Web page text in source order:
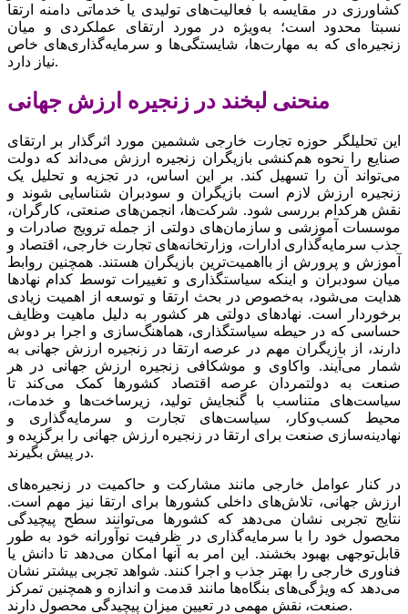
کشاورزی در مقایسه با فعالیت‌های تولیدی یا خدماتی دامنه ارتقا
نسبتا محدود است؛ به‌ویژه در مورد ارتقای عملکردی و میان
زنجیره‌‌‌ای که به مهارت‌‌‌ها، شایستگی‌‌‌ها و سرمایه‌گذاری‌‌‌های خاص
نیاز دارد.
منحنی لبخند در زنجیره ارزش جهانی
این تحلیلگر حوزه تجارت خارجی ششمین مورد اثرگذار بر ارتقای
صنایع را نحوه هم‌‌‌کنشی بازیگران زنجیره ارزش می‌‌‌داند که دولت
می‌‌‌تواند آن را تسهیل کند. بر این اساس، در تجزیه و تحلیل یک
زنجیره ارزش لازم است بازیگران و سودبران شناسایی شوند و
نقش هرکدام بررسی شود. شرکت‌ها، انجمن‌‌‌های صنعتی، کارگران،
موسسات آموزشی و سازمان‌های دولتی از جمله ترویج صادرات و
جذب سرمایه‌گذاری ادارات، وزارتخانه‌‌‌های تجارت خارجی، اقتصاد و
آموزش و پرورش از بااهمیت‌‌‌ترین بازیگران هستند. همچنین روابط
میان سودبران و اینکه سیاستگذاری و تغییرات توسط کدام نهادها
هدایت می‌شود، به‌خصوص در بحث ارتقا و توسعه از اهمیت زیادی
برخوردار است. نهادهای دولتی هر کشور به دلیل ماهیت وظایف
حساسی که در حیطه سیاستگذاری، هماهنگ‌‌‌سازی و اجرا بر دوش
دارند، از بازیگران مهم در عرصه ارتقا در زنجیره ارزش جهانی به
شمار می‌‌‌آیند. واکاوی و موشکافی زنجیره ارزش جهانی در هر
صنعت به دولتمردان عرصه اقتصاد کشورها کمک می‌کند تا
سیاست‌‌‌های متناسب با گنجایش تولید، زیرساخت‌‌‌ها و خدمات،
محیط کسب‌وکار، سیاست‌‌‌های تجارت و سرمایه‌گذاری و
نهادینه‌‌‌سازی صنعت برای ارتقا در زنجیره ارزش جهانی را برگزیده و
در پیش بگیرند.
در کنار عوامل خارجی مانند مشارکت و حاکمیت در زنجیره‌‌‌های
ارزش جهانی، تلاش‌‌‌های داخلی کشورها برای ارتقا نیز مهم است.
نتایج تجربی نشان می‌دهد که کشورها می‌‌‌توانند سطح پیچیدگی
محصول خود را با سرمایه‌گذاری در ظرفیت نوآورانه خود به طور
قابل‌توجهی بهبود بخشند. این امر به آنها امکان می‌دهد تا دانش یا
فناوری خارجی را بهتر جذب و اجرا کنند. شواهد تجربی بیشتر نشان
می‌دهد که ویژگی‌‌‌های بنگاه‌‌‌ها مانند قدمت و اندازه و همچنین تمرکز
صنعت، نقش مهمی در تعیین میزان پیچیدگی محصول دارند.